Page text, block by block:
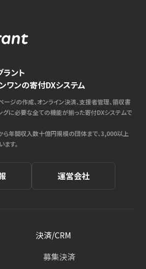
ント
ワンの寄付DXシステム
ージの作成、オンライン決済、支援者管理、領収書
グに必要な全ての機能が揃った寄付DXシステムで
ら年間収入数十億円規模の団体まで、3,000以上
す。
運営会社
決済/CRM
募集決済